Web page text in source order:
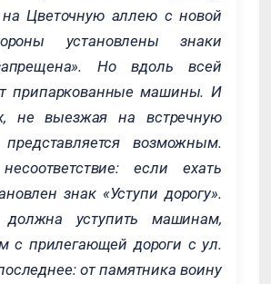
Цветочную аллею с новой
установлены знаки
Но вдоль всей
припаркованные машины. И
не выезжая на встречную
возможным.
если ехать
знак «Уступи дорогу».
уступить машинам,
с прилегающей дороги с ул.
от памятника воину